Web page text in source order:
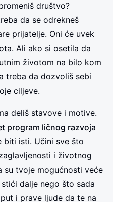
društvo?
da se odrekneš
prijatelje. Oni će uvek
Ali ako si osetila da
životom na bilo kom
treba da dozvoliš sebi
ciljeve.
deliš stavove i motive.
program ličnog razvoja
biti isti. Učini sve što
i životnog
su tvoje mogućnosti veće
dalje nego što sada
i prave ljude da te na